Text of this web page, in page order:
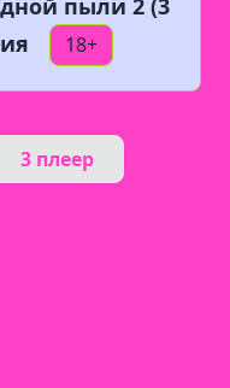
пыли 2 (3
18+
3 плеер